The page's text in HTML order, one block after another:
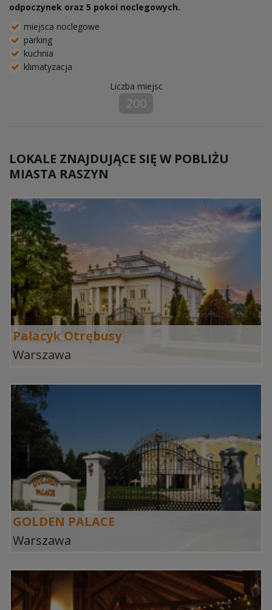
odpoczynek oraz 5 pokoi noclegowych.
miejsca noclegowe
parking
kuchnia
klimatyzacja
Liczba miejsc
200
LOKALE ZNAJDUJĄCE SIĘ W POBLIŻU
MIASTA RASZYN
Pałacyk Otrębusy
Warszawa
GOLDEN PALACE
Warszawa